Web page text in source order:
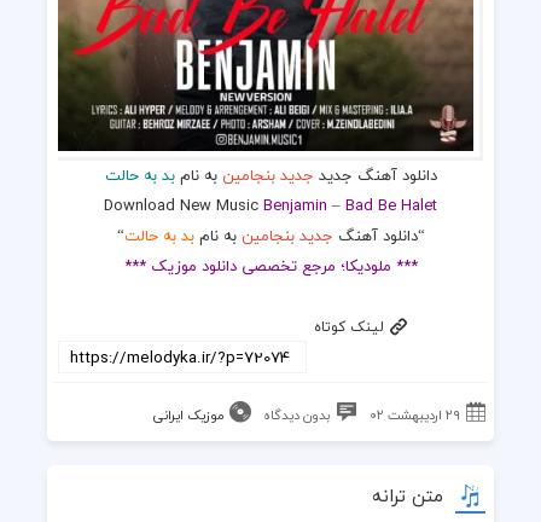
دانلود آهنگ جدید جدید بنجامین به نامبد به حالت
Download New MusicBenjamin –Bad Be Halet
“دانلود آهنگ جدید بنجامین به نامبد به حالت“
*** ملودیکا؛ مرجع تخصصی دانلود موزیک ***
لینک کوتاه
۲۹ اردیبهشت ۰۲ بدون دیدگاه موزیک ایرانی
متن ترانه